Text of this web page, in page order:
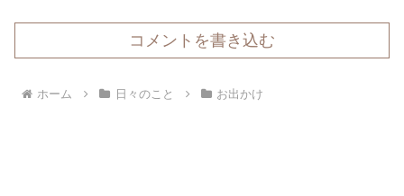
コメントを書き込む
ホーム 日々のこと お出かけ